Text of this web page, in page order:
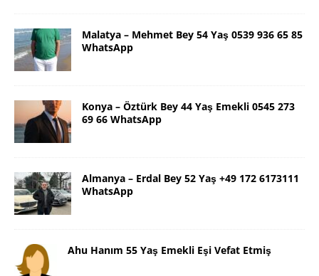
Malatya – Mehmet Bey 54 Yaş 0539 936 65 85
WhatsApp
Konya – Öztürk Bey 44 Yaş Emekli 0545 273
69 66 WhatsApp
Almanya – Erdal Bey 52 Yaş +49 172 6173111
WhatsApp
Ahu Hanım 55 Yaş Emekli Eşi Vefat Etmiş